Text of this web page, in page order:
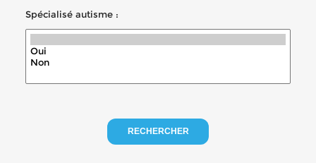
Spécialisé autisme :
RECHERCHER